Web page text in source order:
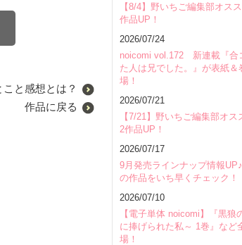
こと感想とは？
作品に戻る
【8/4】野いちご編集部オス
作品UP！
2026/07/24
noicomi vol.172 新連載『合
た人は兄でした。』が表紙＆
場！
2026/07/21
【7/21】野いちご編集部オス
2作品UP！
2026/07/17
9月発売ラインナップ情報
の作品をいち早くチェック！
2026/07/10
【電子単体 noicomi】『黒狼
に捧げられた私～ 1巻』など
場！